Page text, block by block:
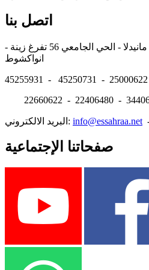
اتصل بنا
المقر: شارع نيلسون مانيدلا - الحي الجامعي 56 تفرغ زينة -
22660622 - 22406480 -
البريد الالكتروني: info@essahraa.net
صفحاتنا الإجتماعية